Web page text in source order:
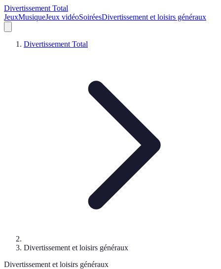
Divertissement Total
JeuxMusiqueJeux vidéoSoiréesDivertissement et loisirs généraux
Divertissement Total
Divertissement et loisirs généraux
Divertissement et loisirs généraux